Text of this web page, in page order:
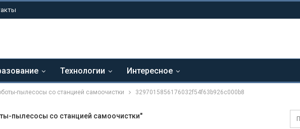
Технологии Интересное
пылесосы со станцией самоочистки 3297015856176032f54f63b926c000b8
пылесосы со станцией самоочистки"